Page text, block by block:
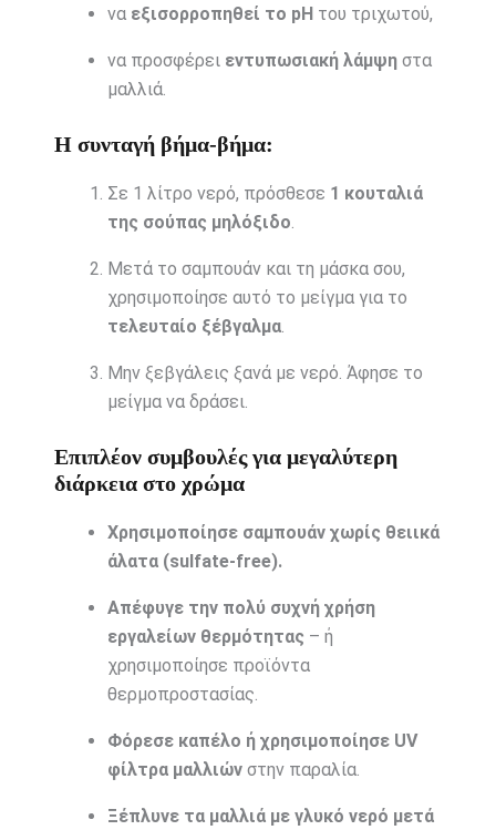
να εξισορροπηθεί το pH του τριχωτού,
να προσφέρει εντυπωσιακή λάμψηστα
μαλλιά.
Η συνταγή βήμα-βήμα:
Σε 1 λίτρο νερό, πρόσθεσε 1 κουταλιά
της σούπας μηλόξιδο.
Μετά το σαμπουάν και τη μάσκα σου,
χρησιμοποίησε αυτό το μείγμα για το
τελευταίο ξέβγαλμα.
Μην ξεβγάλεις ξανά με νερό. Άφησε το
μείγμα να δράσει.
Επιπλέον συμβουλές για μεγαλύτερη
διάρκεια στο χρώμα
Χρησιμοποίησε σαμπουάν χωρίς θειικά
άλατα (sulfate-free).
Απέφυγε την πολύ συχνή χρήση
εργαλείων θερμότητας – ή
χρησιμοποίησε προϊόντα
θερμοπροστασίας.
Φόρεσε καπέλο ή χρησιμοποίησε UV
φίλτρα μαλλιώνστην παραλία.
Ξέπλυνε τα μαλλιά με γλυκό νερό μετά